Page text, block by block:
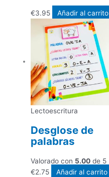
€3.95 Añadir al carrito
Lectoescritura
Desglose de
palabras
Valorado con 5.00 de 5
€2.75 Añadir al carrito